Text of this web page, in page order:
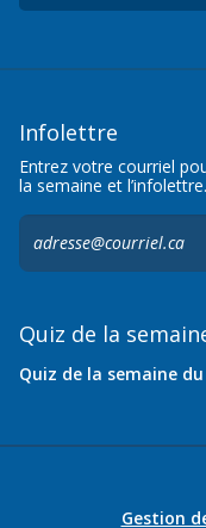
Infolettre
Entrez votre courriel
la semaine et l’infolettre.
Quiz de la
Quiz de la semaine
Gestion